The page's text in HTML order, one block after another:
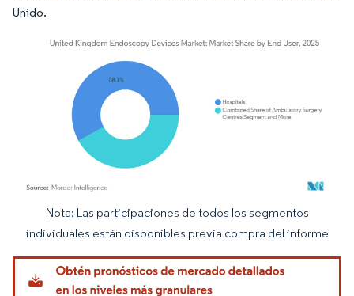
Unido.
Imagen © Mordor Intelligence. El uso requiere atribución según CC BY 4.0.
Nota: Las participaciones de todos los segmentos
individuales están disponibles previa compra del informe